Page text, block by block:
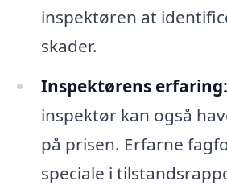
inspektøren at
skader.
Inspektørens erfaring:
inspektør kan også
på prisen. Erfarne
speciale i